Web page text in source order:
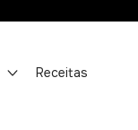
Receitas